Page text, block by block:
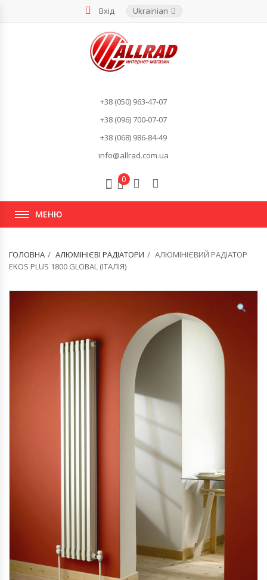
Вхід Ukrainian
+38 (050) 963-47-07
+38 (096) 700-07-07
+38 (068) 986-84-49
info@allrad.com.ua
0
МЕНЮ
ГОЛОВНА АЛЮМІНІЄВІ РАДІАТОРИ
АЛЮМІНІЄВИЙ РАДІАТОР
EKOS PLUS 1800 GLOBAL (ІТАЛІЯ)